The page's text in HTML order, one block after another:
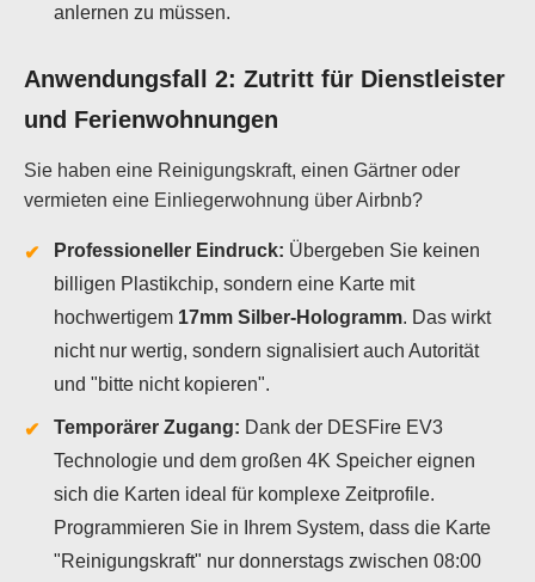
anlernen zu müssen.
Anwendungsfall 2: Zutritt für Dienstleister
und Ferienwohnungen
Sie haben eine Reinigungskraft, einen Gärtner oder
vermieten eine Einliegerwohnung über Airbnb?
Professioneller Eindruck: Übergeben Sie keinen
billigen Plastikchip, sondern eine Karte mit
hochwertigem 17mm Silber-Hologramm. Das wirkt
nicht nur wertig, sondern signalisiert auch Autorität
und "bitte nicht kopieren".
Temporärer Zugang: Dank der DESFire EV3
Technologie und dem großen 4K Speicher eignen
sich die Karten ideal für komplexe Zeitprofile.
Programmieren Sie in Ihrem System, dass die Karte
"Reinigungskraft" nur donnerstags zwischen 08:00